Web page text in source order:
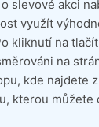
slevové akci
využít
kliknutí na
na
kde najdete
kterou můžete